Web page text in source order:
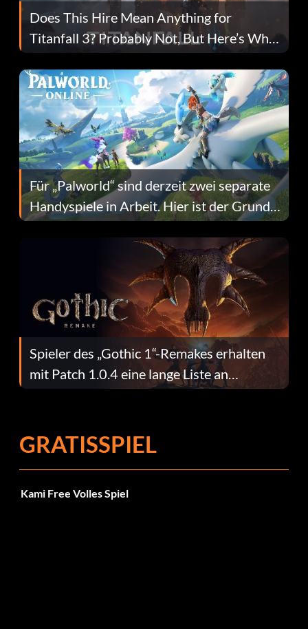
Does This Hire Mean Anything for
Titanfall 3? Probably Not, But Here’s Why
Fans Are Hopeful
Für „Palworld“ sind derzeit zwei separate
Handyspiele in Arbeit. Hier ist der Grund
dafür.
Spieler des „Gothic 1“-Remakes erhalten
mit Patch 1.0.4 eine lange Liste an
Fehlerbehebungen
GRATISSPIEL
Kami Free Volles Spiel